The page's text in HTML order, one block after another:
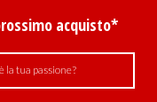
acquisto*